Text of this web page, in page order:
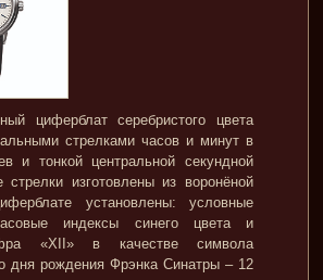
циферблат серебристого цвета
стрелками часов и минут в
и тонкой центральной секундной
стрелки изготовлены из воронёной
установлены: условные
индексы синего цвета и
«XII» в качестве символа
дня рождения Фрэнка Синатры – 12